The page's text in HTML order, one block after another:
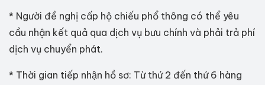
* Người đề nghị cấp hộ chiếu phổ thông có thể yêu
cầu nhận kết quả qua dịch vụ bưu chính và phải trả phí
dịch vụ chuyển phát.
* Thời gian tiếp nhận hồ sơ: Từ thứ 2 đến thứ 6 hàng